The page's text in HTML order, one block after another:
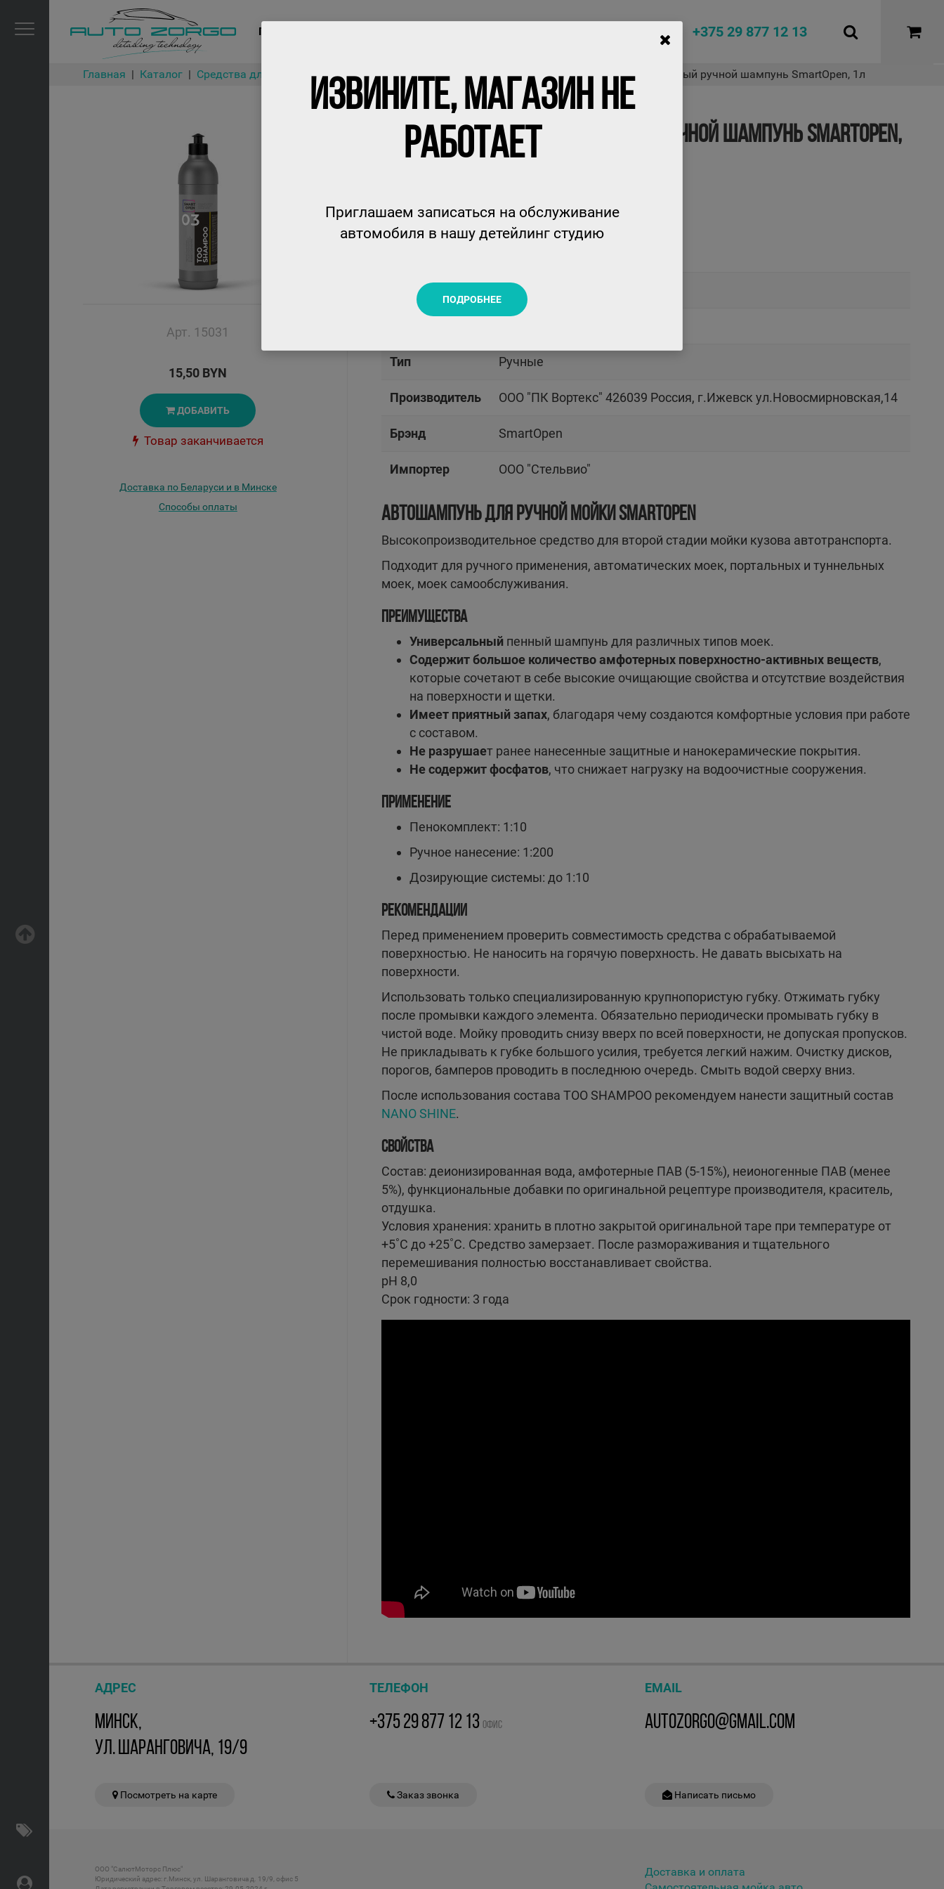
ГЛАВНАЯ +375 29 877 12 13
Главная Каталог Средства для мойки и ухода за автомобилем Шампуни 03 TOO SHAMPOO - высокопенный ручной шампунь SmartOpen, 1л
03 TOO SHAMPOO - ВЫСОКОПЕННЫЙ РУЧНОЙ ШАМПУНЬ SMARTOPEN,
Арт. 15031
15,50 BYN
ДОБАВИТЬ
Товар заканчивается
Доставка по Беларуси и в Минске
Способы оплаты
Назначение Ручные
Тип Ручные
Производитель OOO "ПК Вортекс" 426039 Россия, г.Ижевск ул.Новосмирновская,14
Брэнд SmartOpen
Импортер OOO "Стельвио"
АВТОШАМПУНЬ ДЛЯ РУЧНОЙ МОЙКИ SMARTOPEN
Высокопроизводительное средство для второй стадии мойки кузова автотранспорта.
Подходит для ручного применения, автоматических моек, портальных и туннельных
моек, моек самообслуживания.
ПРЕИМУЩЕСТВА
Универсальный пенный шампунь для различных типов моек.
Содержит большое количество амфотерных поверхностно-активных веществ,
которые сочетают в себе высокие очищающие свойства и отсутствие воздействия
на поверхности и щетки.
Имеет приятный запах, благодаря чему создаются комфортные условия при работе
с составом.
Не разрушает ранее нанесенные защитные и нанокерамические покрытия.
Не содержит фосфатов, что снижает нагрузку на водоочистные сооружения.
ПРИМЕНЕНИЕ
Пенокомплект: 1:10
Ручное нанесение: 1:200
Дозирующие системы: до 1:10
РЕКОМЕНДАЦИИ
Перед применением проверить совместимость средства с обрабатываемой
поверхностью. Не наносить на горячую поверхность. Не давать высыхать на
поверхности.
Использовать только специализированную крупнопористую губку. Отжимать губку
после промывки каждого элемента. Обязательно периодически промывать губку в
чистой воде. Мойку проводить снизу вверх по всей поверхности, не допуская пропусков.
Не прикладывать к губке большого усилия, требуется легкий нажим. Очистку дисков,
порогов, бамперов проводить в последнюю очередь. Смыть водой сверху вниз.
После использования состава TOO SHAMPOO рекомендуем нанести защитный состав
NANO SHINE.
СВОЙСТВА
Состав: деионизированная вода, амфотерные ПАВ (5-15%), неионогенные ПАВ (менее
5%), функциональные добавки по оригинальной рецептуре производителя, краситель,
отдушка.
Условия хранения: хранить в плотно закрытой оригинальной таре при температуре от
+5˚С до +25˚С. Средство замерзает. После размораживания и тщательного
перемешивания полностью восстанавливает свойства.
рН 8,0
Срок годности: 3 года
АДРЕС
МИНСК,
УЛ. ШАРАНГОВИЧА, 19/9
Посмотреть на карте
ТЕЛЕФОН
+375 29 877 12 13 ОФИС
Заказ звонка
EMAIL
AUTOZORGO@GMAIL.COM
Написать письмо
ООО "СалютМоторс Плюс"
Юридический адрес: г.Минск, ул. Шаранговича д. 19/9, офис 5
Доставка и оплата
ИЗВИНИТЕ, МАГАЗИН НЕ
РАБОТАЕТ
Приглашаем записаться на обслуживание
автомобиля в нашу детейлинг студию
ПОДРОБНЕЕ